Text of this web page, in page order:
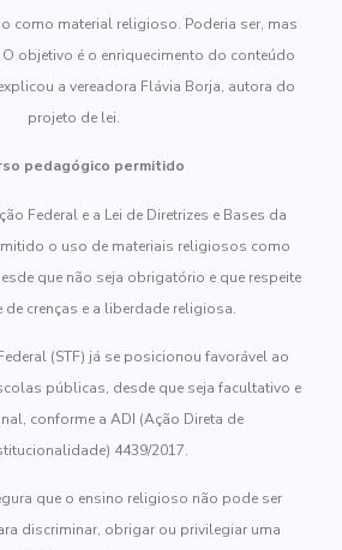
como material religioso. Poderia ser, mas
objetivo é o enriquecimento do conteúdo
a vereadora Flávia Borja, autora do
projeto de lei.
pedagógico permitido
Federal e a Lei de Diretrizes e Bases da
o uso de materiais religiosos como
que não seja obrigatório e que respeite
crenças e a liberdade religiosa.
(STF) já se posicionou favorável ao
públicas, desde que seja facultativo e
conforme a ADI (Ação Direta de
4439/2017.
que o ensino religioso não pode ser
discriminar, obrigar ou privilegiar uma